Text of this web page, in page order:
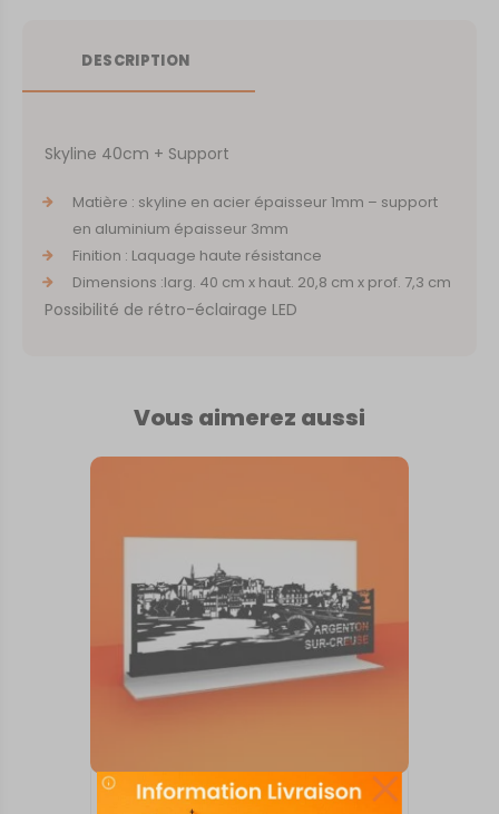
DESCRIPTION
Skyline 40cm + Support
Matière : skyline en acier épaisseur 1mm – support
en aluminium épaisseur 3mm
Finition : Laquage haute résistance
Dimensions :larg. 40 cm x haut. 20,8 cm x prof. 7,3 cm
Possibilité de rétro-éclairage LED
Vous aimerez aussi
SKYLINE SUR SOCLE